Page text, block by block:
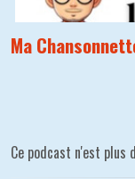
Ma
Ce podcast n'est